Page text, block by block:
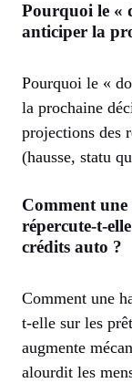
Pourquoi le «
anticiper la
Pourquoi le «
la prochaine
projections des
(hausse, statu
Comment une
répercute-t-
crédits auto ?
Comment une
t-elle sur les
augmente
alourdit les